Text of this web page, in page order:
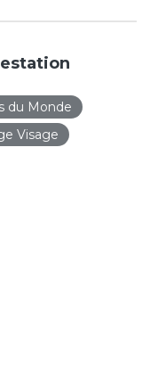
du Monde
Visage